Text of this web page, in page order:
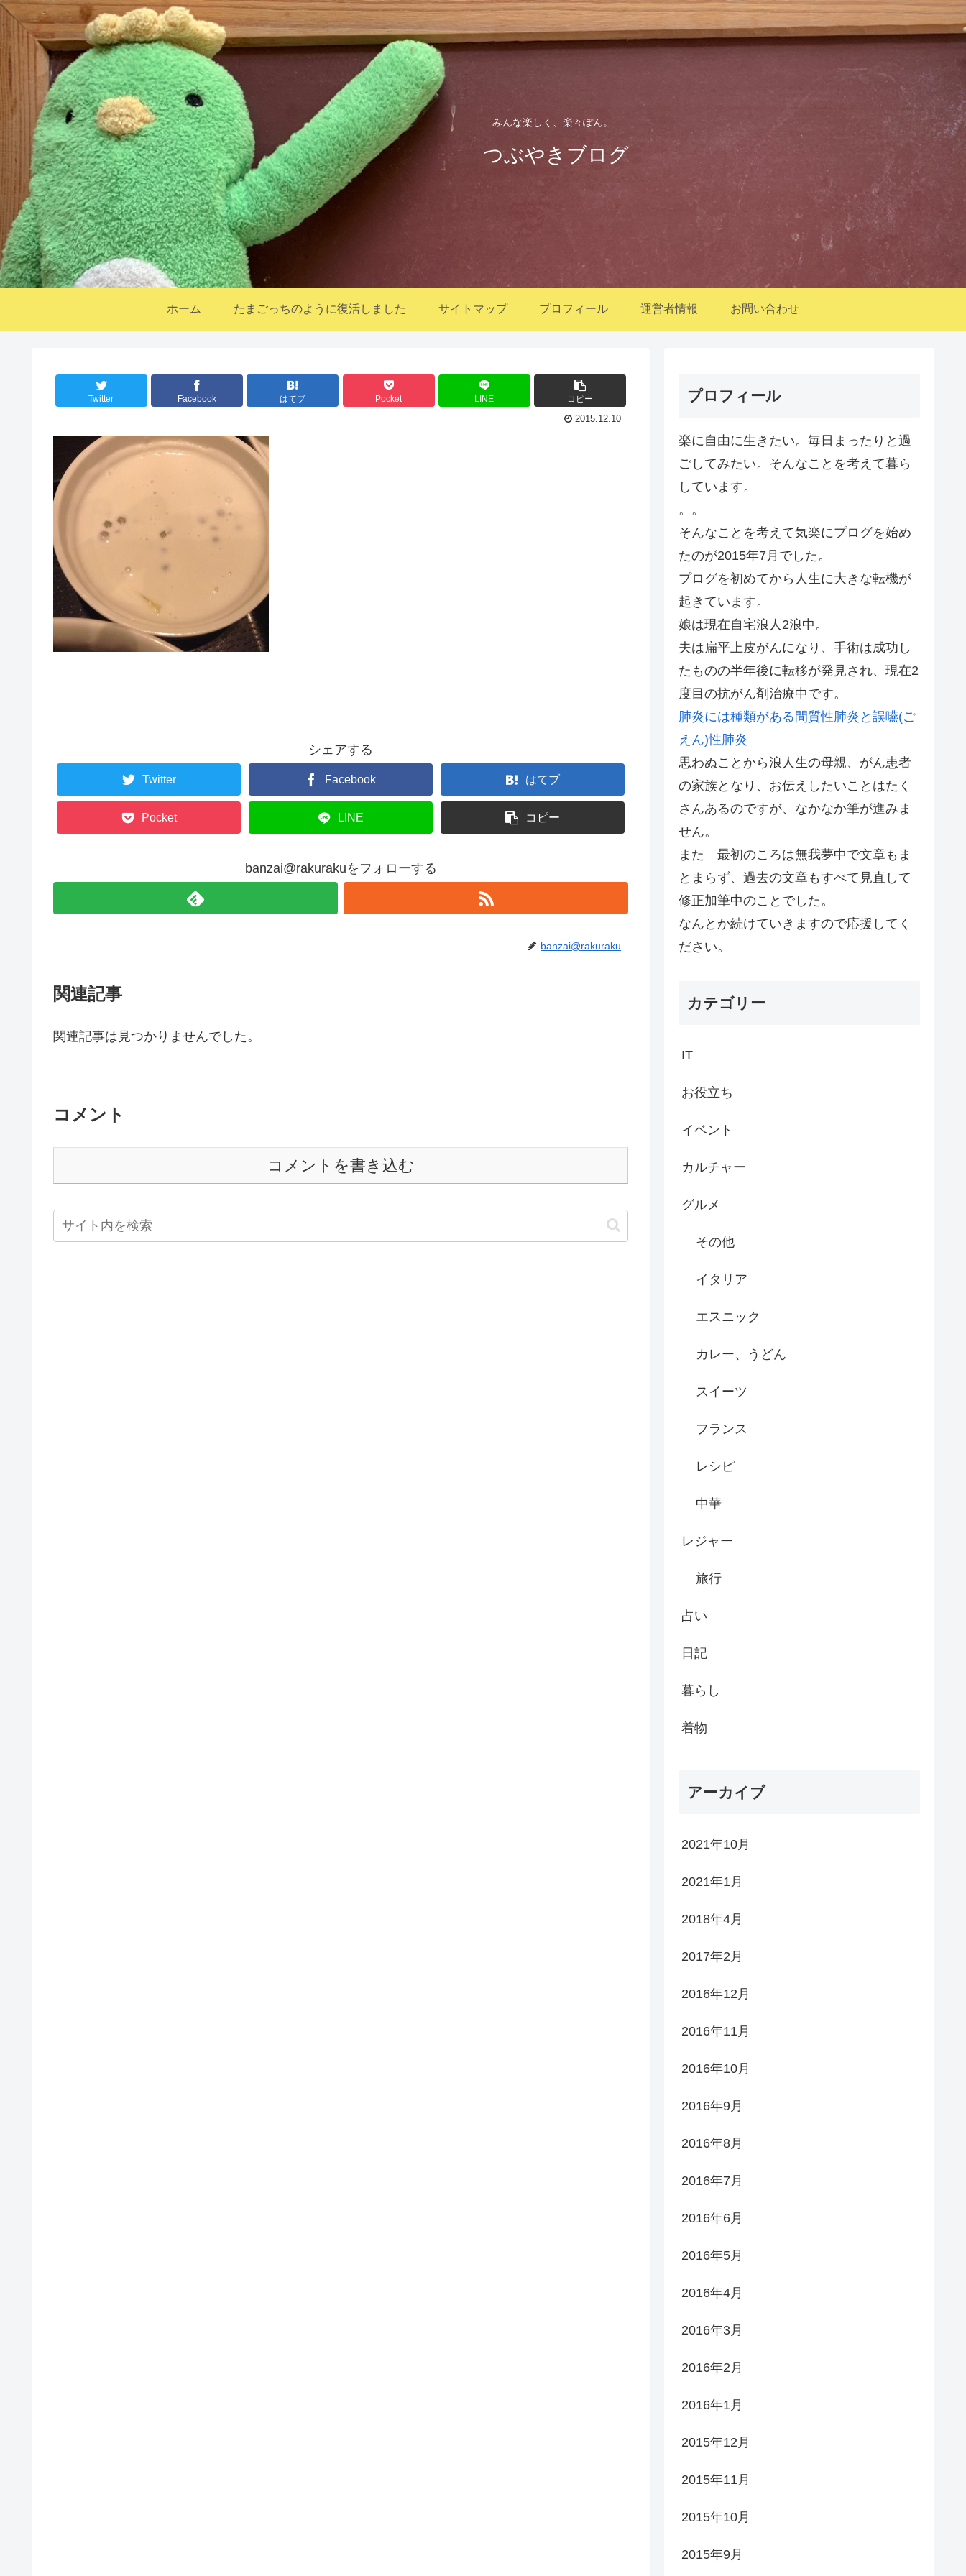
みんな楽しく、楽々ぽん。
つぶやきブログ
ホーム たまごっちのように復活しました サイトマップ プロフィール 運営者情報 お問い合わせ
Twitter Facebook はてブ Pocket LINE コピー
2015.12.10
シェアする
Twitter Facebook はてブ
Pocket LINE コピー
banzai@rakurakuをフォローする
banzai@rakuraku
関連記事
関連記事は見つかりませんでした。
コメント
コメントを書き込む
プロフィール
楽に自由に生きたい。毎日まったりと過
ごしてみたい。そんなことを考えて暮ら
しています。
。。
そんなことを考えて気楽にプログを始め
たのが2015年7月でした。
プログを初めてから人生に大きな転機が
起きています。
娘は現在自宅浪人2浪中。
夫は扁平上皮がんになり、手術は成功し
たものの半年後に転移が発見され、現在2
度目の抗がん剤治療中です。
肺炎には種類がある間質性肺炎と誤嚥(ご
えん)性肺炎
思わぬことから浪人生の母親、がん患者
の家族となり、お伝えしたいことはたく
さんあるのですが、なかなか筆が進みま
せん。
また 最初のころは無我夢中で文章もま
とまらず、過去の文章もすべて見直して
修正加筆中のことでした。
なんとか続けていきますので応援してく
ださい。
カテゴリー
IT
お役立ち
イベント
カルチャー
グルメ
その他
イタリア
エスニック
カレー、うどん
スイーツ
フランス
レシピ
中華
レジャー
旅行
占い
日記
暮らし
着物
アーカイブ
2021年10月
2021年1月
2018年4月
2017年2月
2016年12月
2016年11月
2016年10月
2016年9月
2016年8月
2016年7月
2016年6月
2016年5月
2016年4月
2016年3月
2016年2月
2016年1月
2015年12月
2015年11月
2015年10月
2015年9月